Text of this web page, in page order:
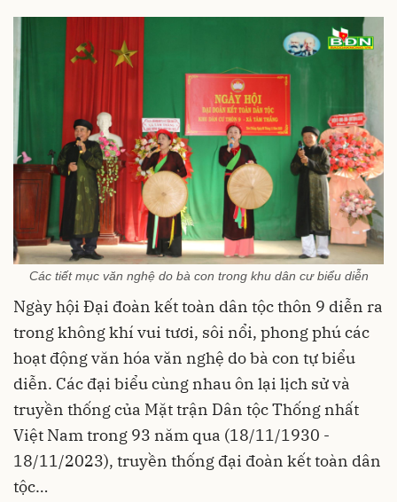
Các tiết mục văn nghệ do bà con trong khu dân cư biểu diễn
Ngày hội Đại đoàn kết toàn dân tộc thôn 9 diễn ra
trong không khí vui tươi, sôi nổi, phong phú các
hoạt động văn hóa văn nghệ do bà con tự biểu
diễn. Các đại biểu cùng nhau ôn lại lịch sử và
truyền thống của Mặt trận Dân tộc Thống nhất
Việt Nam trong 93 năm qua (18/11/1930 -
18/11/2023), truyền thống đại đoàn kết toàn dân
tộc…